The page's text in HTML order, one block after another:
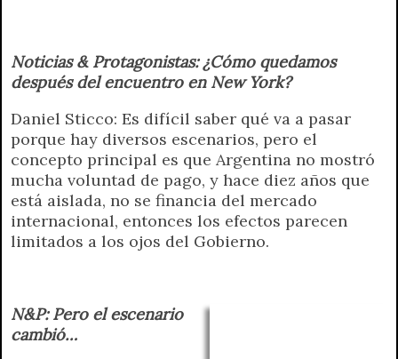
Noticias & Protagonistas: ¿Cómo quedamos
después del encuentro en New York?
Daniel Sticco: Es difícil saber qué va a pasar
porque hay diversos escenarios, pero el
concepto principal es que Argentina no mostró
mucha voluntad de pago, y hace diez años que
está aislada, no se financia del mercado
internacional, entonces los efectos parecen
limitados a los ojos del Gobierno.
N&P: Pero el escenario
cambió…